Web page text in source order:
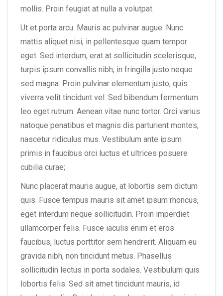
mollis. Proin feugiat at nulla a volutpat.
Ut et porta arcu. Mauris ac pulvinar augue. Nunc
mattis aliquet nisi, in pellentesque quam tempor
eget. Sed interdum, erat at sollicitudin scelerisque,
turpis ipsum convallis nibh, in fringilla justo neque
sed magna. Proin pulvinar elementum justo, quis
viverra velit tincidunt vel. Sed bibendum fermentum
leo eget rutrum. Aenean vitae nunc tortor. Orci varius
natoque penatibus et magnis dis parturient montes,
nascetur ridiculus mus. Vestibulum ante ipsum
primis in faucibus orci luctus et ultrices posuere
cubilia curae;
Nunc placerat mauris augue, at lobortis sem dictum
quis. Fusce tempus mauris sit amet ipsum rhoncus,
eget interdum neque sollicitudin. Proin imperdiet
ullamcorper felis. Fusce iaculis enim et eros
faucibus, luctus porttitor sem hendrerit. Aliquam eu
gravida nibh, non tincidunt metus. Phasellus
sollicitudin lectus in porta sodales. Vestibulum quis
lobortis felis. Sed sit amet tincidunt mauris, id